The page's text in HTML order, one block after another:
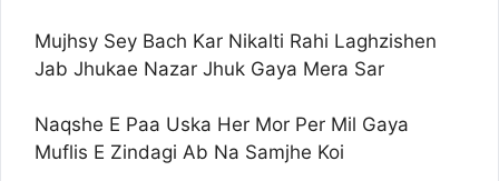
Mujhsy Sey Bach Kar Nikalti Rahi Laghzishen
Jab Jhukae Nazar Jhuk Gaya Mera Sar
Naqshe E Paa Uska Her Mor Per Mil Gaya
Muflis E Zindagi Ab Na Samjhe Koi